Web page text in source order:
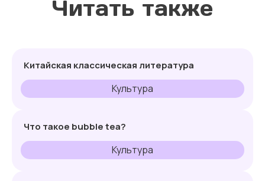
Читать также
Китайская классическая литература
Культура
Что такое bubble tea?
Культура